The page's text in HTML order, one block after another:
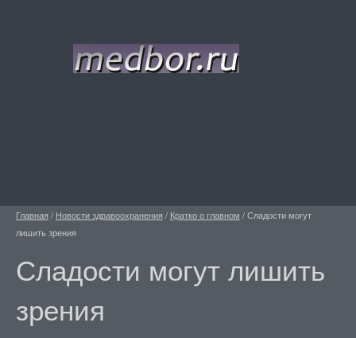
Главная / Новости здравоохранения / Кратко о главном /Сладости могут
лишить зрения
Сладости могут лишить
зрения